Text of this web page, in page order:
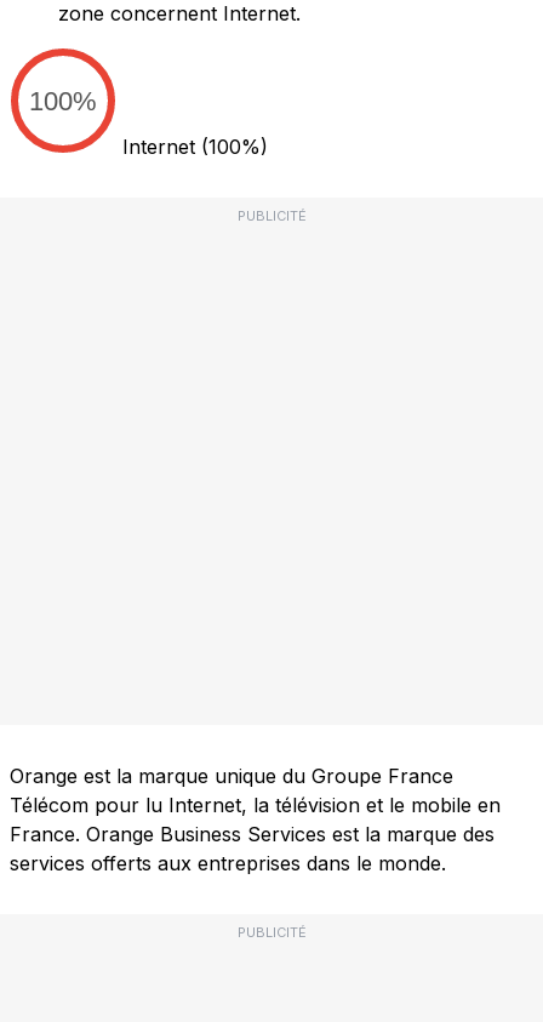
zone concernent Internet.
100%
Internet (100%)
PUBLICITÉ
Orange est la marque unique du Groupe France
Télécom pour lu Internet, la télévision et le mobile en
France. Orange Business Services est la marque des
services offerts aux entreprises dans le monde.
PUBLICITÉ